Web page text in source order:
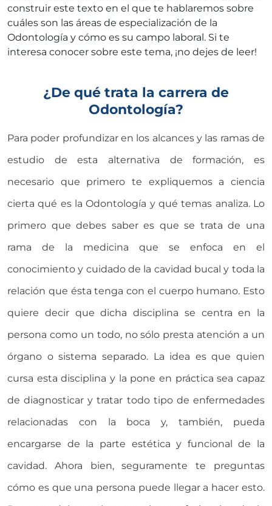
construir este texto en el que te hablaremos sobre
cuáles son las áreas de especialización de la
Odontología y cómo es su campo laboral. Si te
interesa conocer sobre este tema, ¡no dejes de leer!
¿De qué trata la carrera de
Odontología?
Para poder profundizar en los alcances y las ramas de
estudio de esta alternativa de formación, es
necesario que primero te expliquemos a ciencia
cierta qué es la Odontología y qué temas analiza. Lo
primero que debes saber es que se trata de una
rama de la medicina que se enfoca en el
conocimiento y cuidado de la cavidad bucal y toda la
relación que ésta tenga con el cuerpo humano. Esto
quiere decir que dicha disciplina se centra en la
persona como un todo, no sólo presta atención a un
órgano o sistema separado. La idea es que quien
cursa esta disciplina y la pone en práctica sea capaz
de diagnosticar y tratar todo tipo de enfermedades
relacionadas con la boca y, también, pueda
encargarse de la parte estética y funcional de la
cavidad. Ahora bien, seguramente te preguntas
cómo es que una persona puede llegar a hacer esto.